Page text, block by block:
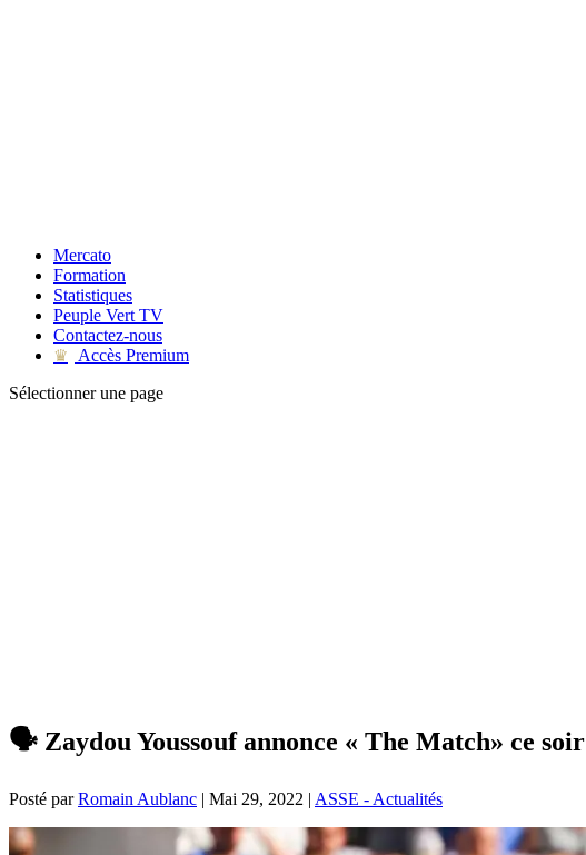
Mercato
Formation
Statistiques
Peuple Vert TV
Contactez-nous
♛
Accès Premium
Sélectionner une page
🗣 Zaydou Youssouf annonce « The Match» ce soir
Posté parRomain Aublanc | Mai 29, 2022 | ASSE - Actualités